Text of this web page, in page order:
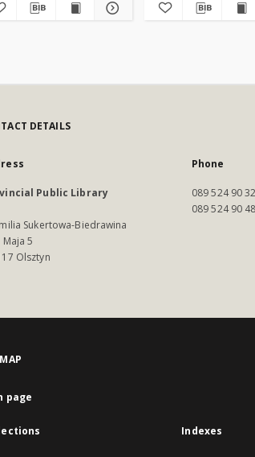
DETAILS
Public Library
Sukertowa-Biedrawina
Maja 5
Olsztyn
Phone
089 524 90
089 524 90
page
Indexes